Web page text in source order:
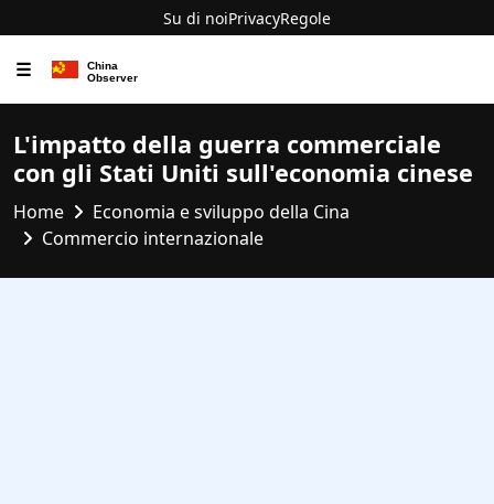
Su di noiPrivacyRegole
☰
L'impatto della guerra commerciale
con gli Stati Uniti sull'economia cinese
Home
Economia e sviluppo della Cina
Commercio internazionale